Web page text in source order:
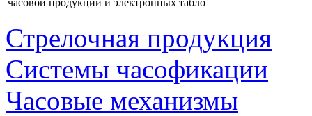
часовой продукции и электронных табло
Стрелочная продукция
Системы часофикации
Часовые механизмы